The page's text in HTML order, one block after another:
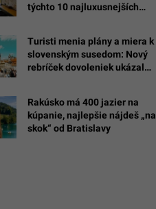
týchto 10 najluxusnejších
Turisti menia plány a miera k
slovenským susedom: Nový
rebríček dovoleniek ukázal
Rakúsko má 400 jazier na
kúpanie, najlepšie nájdeš „na
skok“ od Bratislavy